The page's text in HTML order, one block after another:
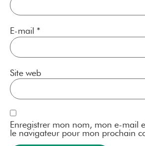
E-mail *
Site web
Enregistrer mon nom, mon e-mail
le navigateur pour mon prochain